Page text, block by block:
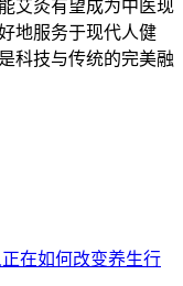
艾灸有望成为中医现
地服务于现代人健
科技与传统的完美融